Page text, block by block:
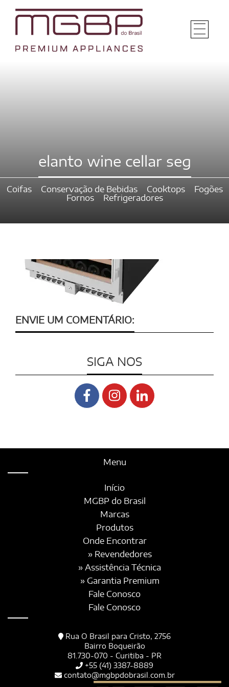
elanto wine cellar seg
Coifas Conservação de Bebidas Cooktops
Fogões
Fornos
Refrigeradores
ENVIE UM COMENTÁRIO:
SIGA NOS
Menu
Início
MGBP do Brasil
Marcas
Produtos
Onde Encontrar
» Revendedores
» Assistência Técnica
» Garantia Premium
Fale Conosco
Fale Conosco
Rua O Brasil para Cristo, 2756
Bairro Boqueirão
81.730-070 - Curitiba - PR
+55 (41) 3387-8889
contato@mgbpdobrasil.com.br